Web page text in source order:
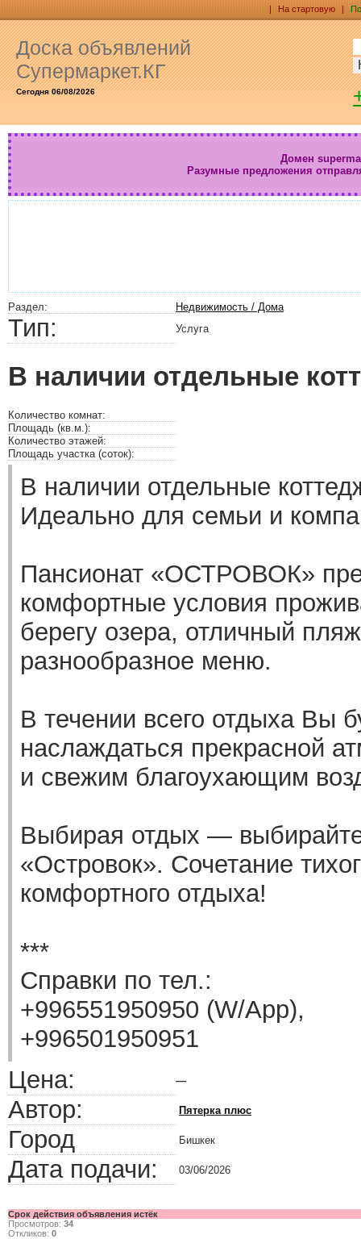
| На стартовую |
Доска объявлений
Супермаркет.КГ
Сегодня 06/08/2026
Домен
Разумные предложения
Раздел: Недвижимость / Дома
Тип: Услуга
В наличии отдельные
Количество комнат:
Площадь (кв.м.):
Количество этажей:
Площадь участка (соток):
В наличии отдельные
Идеально для семьи и
Пансионат «ОСТРОВОК»
комфортные условия
берегу озера, отличный
разнообразное меню.
В течении всего отдыха Вы
наслаждаться прекрасной
и свежим благоухающим
Выбирая отдых —
«Островок». Сочетание
комфортного отдыха!
***
Справки по тел.:
+996551950950 (W/App),
+996501950951
Цена:
—
Автор: Пятерка плюс
Город Бишкек
Дата подачи: 03/06/2026
Срок действия объявления истёк
Просмотров: 34
Откликов: 0